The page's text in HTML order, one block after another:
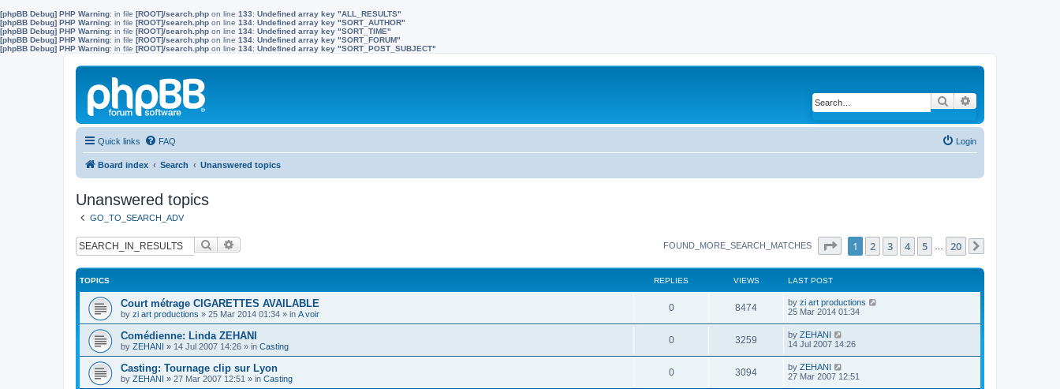
[phpBB Debug] PHP Warning: in file [ROOT]/search.php on line 133: Undefined array key "ALL_RESULTS"
[phpBB Debug] PHP Warning: in file [ROOT]/search.php on line 134: Undefined array key "SORT_AUTHOR"
[phpBB Debug] PHP Warning: in file [ROOT]/search.php on line 134: Undefined array key "SORT_TIME"
[phpBB Debug] PHP Warning: in file [ROOT]/search.php on line 134: Undefined array key "SORT_FORUM"
[phpBB Debug] PHP Warning: in file [ROOT]/search.php on line 134: Undefined array key "SORT_POST_SUBJECT"
Search
Quick links FAQ Login
Board index Search Unanswered topics
Unanswered topics
GO_TO_SEARCH_ADV
Search FOUND_MORE_SEARCH_MATCHES Page of 20
1 2 3 4 5 20
TOPICS REPLIES VIEWS LAST POST
Court métrage CIGARETTES AVAILABLE
by zi art productions » 25 Mar 2014 01:34 » in A voir
0 8474 by zi art productions
25 Mar 2014 01:34
Comédienne: Linda ZEHANI
by ZEHANI » 14 Jul 2007 14:26 » in Casting
0 3259 by ZEHANI
14 Jul 2007 14:26
Casting: Tournage clip sur Lyon
by ZEHANI » 27 Mar 2007 12:51 » in Casting
0 3094 by ZEHANI
27 Mar 2007 12:51